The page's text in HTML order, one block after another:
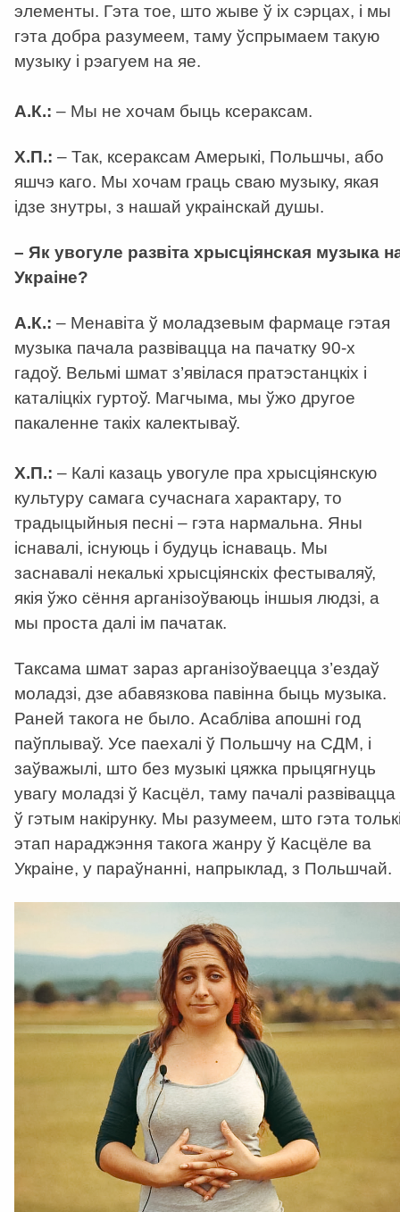
элементы. Гэта тое, што жыве ў іх сэрцах, і мы
гэта добра разумеем, таму ўспрымаем такую
музыку і рэагуем на яе.
А.К.: – Мы не хочам быць ксераксам.
Х.П.: – Так, ксераксам Амерыкі, Польшчы, або
яшчэ каго. Мы хочам граць сваю музыку, якая
ідзе знутры, з нашай украінскай душы.
– Як увогуле развіта хрысціянская музыка
Украіне?
А.К.: – Менавіта ў моладзевым фармаце гэтая
музыка пачала развівацца на пачатку 90-х
гадоў. Вельмі шмат з’явілася пратэстанцкіх і
каталіцкіх гуртоў. Магчыма, мы ўжо другое
пакаленне такіх калектываў.
Х.П.: – Калі казаць увогуле пра хрысціянскую
культуру самага сучаснага характару, то
традыцыйныя песні – гэта нармальна. Яны
існавалі, існуюць і будуць існаваць. Мы
заснавалі некалькі хрысціянскіх фестываляў,
якія ўжо сёння арганізоўваюць іншыя людзі, а
мы проста далі ім пачатак.
Таксама шмат зараз арганізоўваецца з’ездаў
моладзі, дзе абавязкова павінна быць музыка.
Раней такога не было. Асабліва апошні год
паўплываў. Усе паехалі ў Польшчу на СДМ, і
заўважылі, што без музыкі цяжка прыцягнуць
увагу моладзі ў Касцёл, таму пачалі развівацца
ў гэтым накірунку. Мы разумеем, што гэта
этап нараджэння такога жанру ў Касцёле ва
Украіне, у параўнанні, напрыклад, з Польшчай.